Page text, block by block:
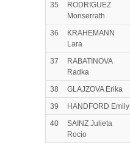
35
RODRIGUEZ
Monserrath
36
KRAHEMANN
Lara
37
RABATINOVA
Radka
38 GLAJZOVA Erika
39
HANDFORD Emily
40
SAINZ Julieta
Rocio